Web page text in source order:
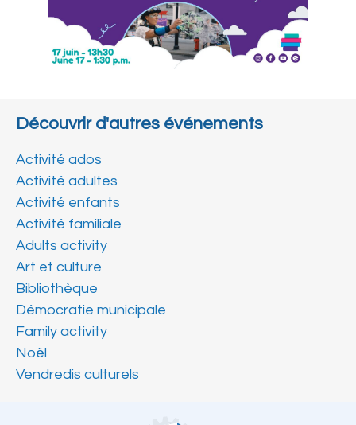
Découvrir d'autres événements
Activité ados
Activité adultes
Activité enfants
Activité familiale
Adults activity
Art et culture
Bibliothèque
Démocratie municipale
Family activity
Noël
Vendredis culturels